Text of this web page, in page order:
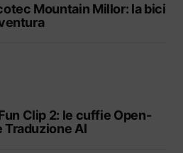
Mountain Millor: la bici
Clip 2: le cuffie Open-
Traduzione AI